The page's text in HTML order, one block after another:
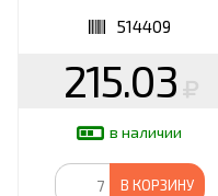
514409
215.03
в наличии
В КОРЗИНУ